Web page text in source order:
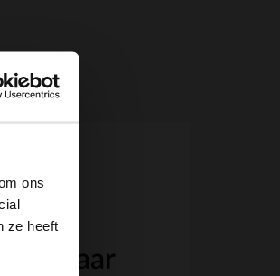
ons
ze heeft
2017
najaar